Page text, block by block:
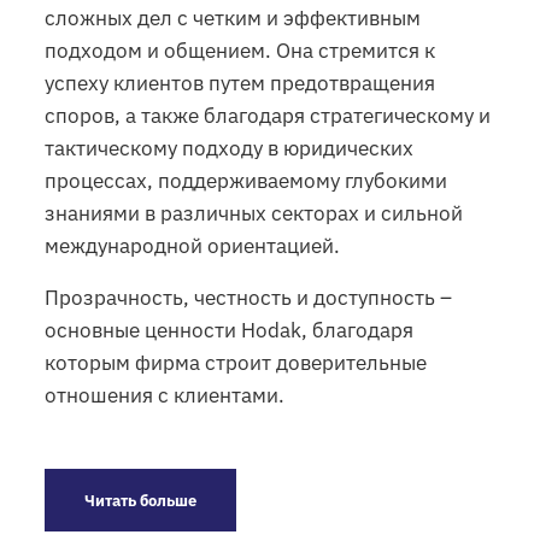
сложных дел с четким и эффективным
подходом и общением. Она стремится к
успеху клиентов путем предотвращения
споров, а также благодаря стратегическому и
тактическому подходу в юридических
процессах, поддерживаемому глубокими
знаниями в различных секторах и сильной
международной ориентацией.
Прозрачность, честность и доступность –
основные ценности Hodak, благодаря
которым фирма строит доверительные
отношения с клиентами.
Читать больше